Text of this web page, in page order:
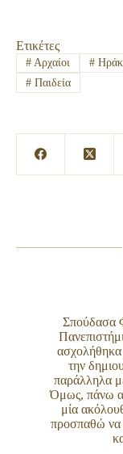
Ετικέτες
#Αρχαίοι #
#Παιδεία
Σπούδασα
ασχολήθηκα
την
παράλληλα
Όμως, πάνω
μία
προσπαθώ να